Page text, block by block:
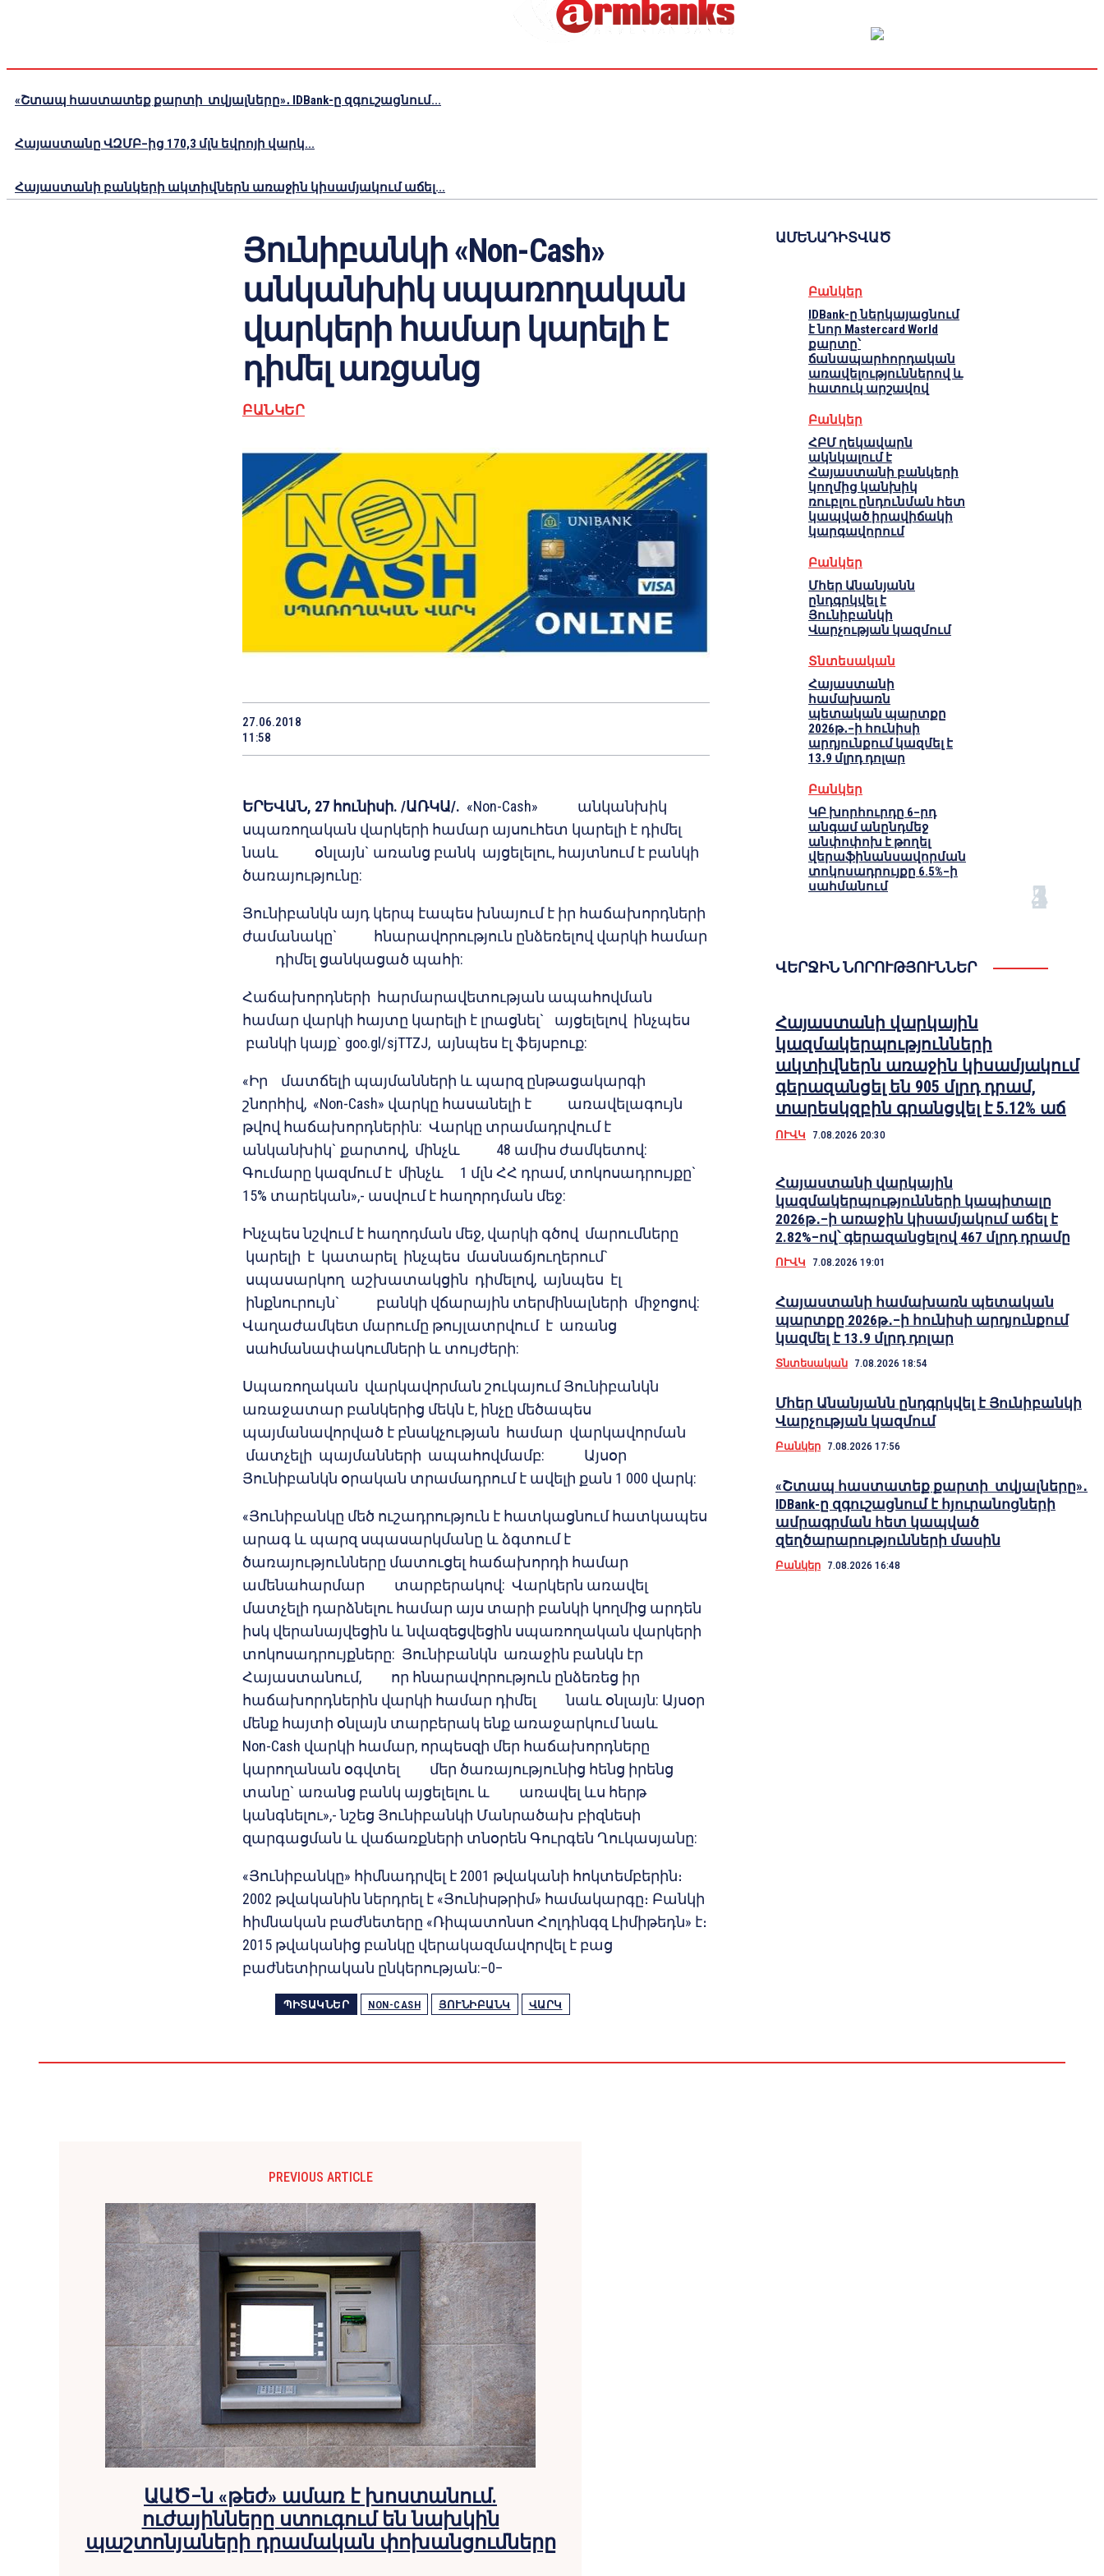
«Շտապ հաստատեք քարտի տվյալները»․ IDBank-ը զգուշացնում...
Հայաստանը ՎԶՄԲ–ից 170,3 մլն եվրոյի վարկ...
Հայաստանի բանկերի ակտիվներն առաջին կիսամյակում աճել...
Յունիբանկի «Non-Cash»
անկանխիկ սպառողական
վարկերի համար կարելի է
դիմել առցանց
ԲԱՆԿԵՐ
27.06.2018
11:58
ԵՐԵՎԱՆ, 27 հունիսի. /ԱՌԿԱ/. «Non-Cash» անկանխիկ
սպառողական վարկերի համար այսուհետ կարելի է դիմել
նաև օնլայն` առանց բանկ այցելելու, հայտնում է բանկի
ծառայությունը:
Յունիբանկն այդ կերպ էապես խնայում է իր հաճախորդների
ժամանակը` հնարավորություն ընձեռելով վարկի համար
դիմել ցանկացած պահի:
Հաճախորդների հարմարավետության ապահովման
համար վարկի հայտը կարելի է լրացնել` այցելելով ինչպես
բանկի կայք` goo.gl/sjTTZJ, այնպես էլ ֆեյսբուք:
«Իր մատճելի պայմանների և պարզ ընթացակարգի
շնորհիվ, «Non-Cash» վարկը հասանելի է առավելագույն
թվով հաճախորդներին: Վարկը տրամադրվում է
անկանխիկ` քարտով, մինչև 48 ամիս ժամկետով:
Գումարը կազմում է մինչև 1 մլն ՀՀ դրամ, տոկոսադրույքը`
15% տարեկան»,- ասվում է հաղորդման մեջ:
Ինչպես նշվում է հաղոդման մեջ, վարկի գծով մարումները
կարելի է կատարել ինչպես մասնաճյուղերում`
սպասարկող աշխատակցին դիմելով, այնպես էլ
ինքնուրույն` բանկի վճարային տերմինալների միջոցով:
Վաղաժամկետ մարումը թույլատրվում է առանց
սահմանափակումների և տույժերի:
Սպառողական վարկավորման շուկայում Յունիբանկն
առաջատար բանկերից մեկն է, ինչը մեծապես
պայմանավորված է բնակչության համար վարկավորման
մատչելի պայմանների ապահովմամբ: Այսօր
Յունիբանկն օրական տրամադրում է ավելի քան 1 000 վարկ:
«Յունիբանկը մեծ ուշադրություն է հատկացնում հատկապես
արագ և պարզ սպասարկմանը և ձգտում է
ծառայությունները մատուցել հաճախորդի համար
ամենահարմար տարբերակով: Վարկերն առավել
մատչելի դարձնելու համար այս տարի բանկի կողմից արդեն
իսկ վերանայվեցին և նվազեցվեցին սպառողական վարկերի
տոկոսադրույքները: Յունիբանկն առաջին բանկն էր
Հայաստանում, որ հնարավորություն ընձեռեց իր
հաճախորդներին վարկի համար դիմել նաև օնլայն: Այսօր
մենք հայտի օնլայն տարբերակ ենք առաջարկում նաև
Non-Cash վարկի համար, որպեսզի մեր հաճախորդները
կարողանան օգվտել մեր ծառայությունից հենց իրենց
տանը` առանց բանկ այցելելու և առավել ևս հերթ
կանգնելու»,- նշեց Յունիբանկի Մանրածախ բիզնեսի
զարգացման և վաճառքների տնօրեն Գուրգեն Ղուկասյանը:
«Յունիբանկը» հիմնադրվել է 2001 թվականի հոկտեմբերին։
2002 թվականին ներդրել է «Յունիսթրիմ» համակարգը։ Բանկի
հիմնական բաժնետերը «Ռիպատոնսո Հոլդինգզ Լիմիթեդն» է։
2015 թվականից բանկը վերակազմավորվել է բաց
բաժնետիրական ընկերության:–0–
ՊԻՏԱԿՆԵՐ NON-CASH ՅՈՒՆԻԲԱՆԿ ՎԱՐԿ
ԱՄԵՆԱԴԻՏՎԱԾ
Բանկեր
IDBank-ը ներկայացնում
է նոր Mastercard World
քարտը՝
ճանապարհորդական
առավելություններով և
հատուկ արշավով
Բանկեր
ՀԲՄ ղեկավարն
ակնկալում է
Հայաստանի բանկերի
կողմից կանխիկ
ռուբլու ընդունման հետ
կապված իրավիճակի
կարգավորում
Բանկեր
Մհեր Անանյանն
ընդգրկվել է
Յունիբանկի
Վարչության կազմում
Տնտեսական
Հայաստանի
համախառն
պետական պարտքը
2026թ․–ի հունիսի
արդյունքում կազմել է
13․9 մլրդ դոլար
Բանկեր
ԿԲ խորհուրդը 6–րդ
անգամ անընդմեջ
անփոփոխ է թողել
վերաֆինանսավորման
տոկոսադրույքը 6.5%–ի
սահմանում
ՎԵՐՋԻՆ ՆՈՐՈՒԹՅՈՒՆՆԵՐ
Հայաստանի վարկային
կազմակերպությունների
ակտիվներն առաջին կիսամյակում
գերազանցել են 905 մլրդ դրամ,
տարեսկզբին գրանցվել է 5.12% աճ
ՈՒՎԿ 7.08.2026 20:30
Հայաստանի վարկային
կազմակերպությունների կապիտալը
2026թ․–ի առաջին կիսամյակում աճել է
2.82%–ով՝ գերազանցելով 467 մլրդ դրամը
ՈՒՎԿ 7.08.2026 19:01
Հայաստանի համախառն պետական
պարտքը 2026թ․–ի հունիսի արդյունքում
կազմել է 13․9 մլրդ դոլար
Տնտեսական 7.08.2026 18:54
Մհեր Անանյանն ընդգրկվել է Յունիբանկի
Վարչության կազմում
Բանկեր 7.08.2026 17:56
«Շտապ հաստատեք քարտի տվյալները»․
IDBank-ը զգուշացնում է հյուրանոցների
ամրագրման հետ կապված
զեղծարարությունների մասին
Բանկեր 7.08.2026 16:48
PREVIOUS ARTICLE
ԱԱԾ–ն «թեժ» ամառ է խոստանում.
ուժայինները ստուգում են նախկին
պաշտոնյաների դրամական փոխանցումները